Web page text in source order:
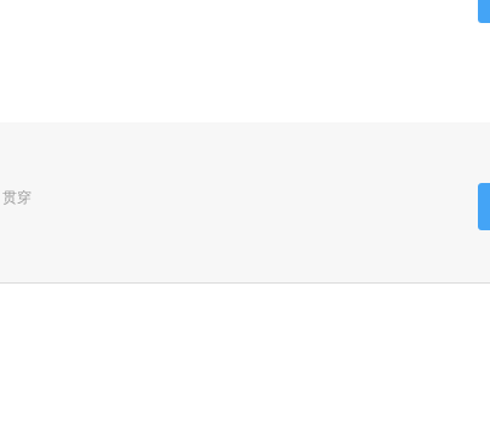
穿